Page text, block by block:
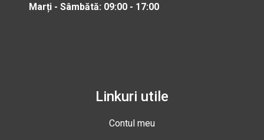
Marți - Sâmbătă: 09:00 - 17:00
Linkuri utile
Contul meu